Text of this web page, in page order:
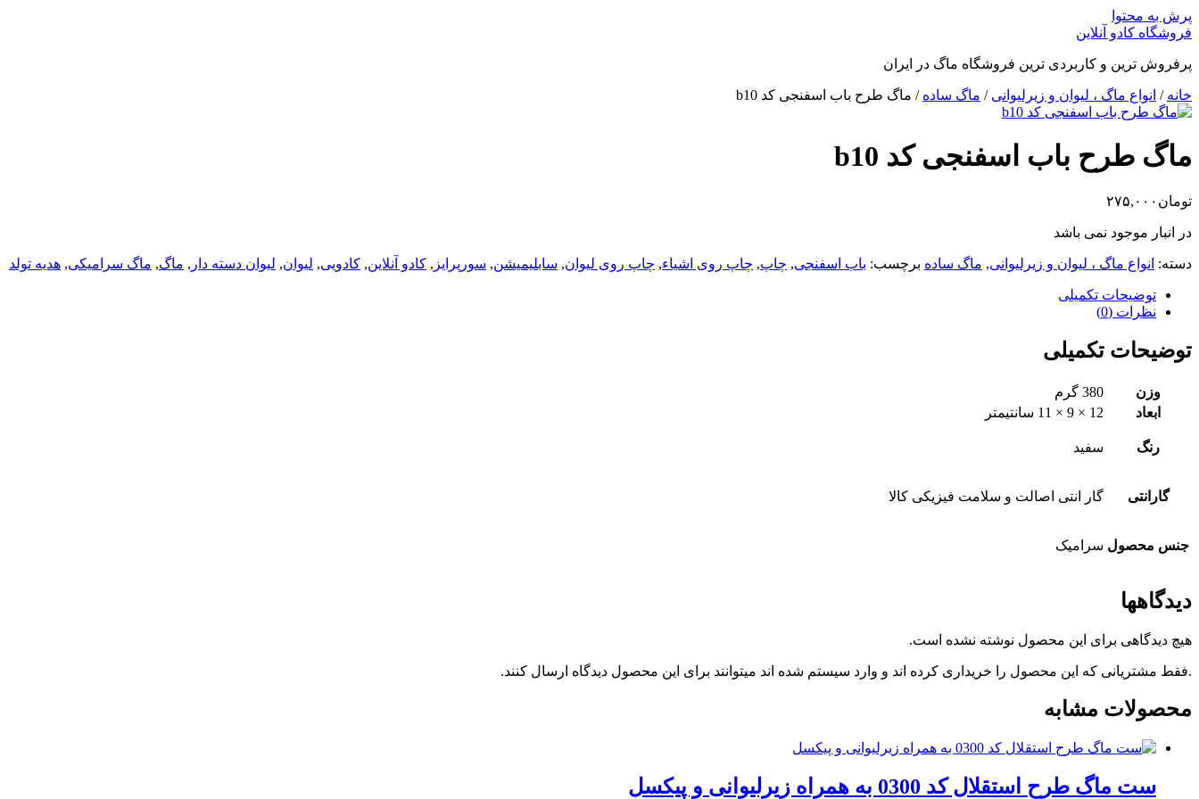
پرش به محتوا
فروشگاه کادو آنلاین
پرفروش ترین و کاربردی ترین فروشگاه ماگ در ایران
خانه / انواع ماگ ، لیوان و زیرلیوانی / ماگ ساده / ماگ طرح باب اسفنجی کد b10
ماگ طرح باب اسفنجی کد b10
تومان ۲۷۵,۰۰۰
در انبار موجود نمی باشد
دسته: انواع ماگ ، لیوان و زیرلیوانی, ماگ ساده برچسب: باب اسفنجی, چاپ, چاپ روی اشیاء, چاپ روی لیوان, سابلیمیشن, سورپرایز , کادو آنلاین, کادویی, لیوان, لیوان دسته دار , ماگ, ماگ سرامیکی, هدیه تولد
توضیحات تکمیلی
نظرات (0)
توضیحات تکمیلی
وزن
380 گرم
ابعاد
12 × 9 × 11 سانتیمتر
رنگ سفید
گارانتی گار انتی اصالت و سلامت فیزیکی کالا
جنس محصول سرامیک
دیدگاهها
هیچ دیدگاهی برای این محصول نوشته نشده است.
.فقط مشتریانی که این محصول را خریداری کرده اند و وارد سیستم شده اند میتوانند برای این محصول دیدگاه ارسال کنند.
محصولات مشابه
ست ماگ طرح استقلال کد 0300 به همراه زیرلیوانی و پیکسل